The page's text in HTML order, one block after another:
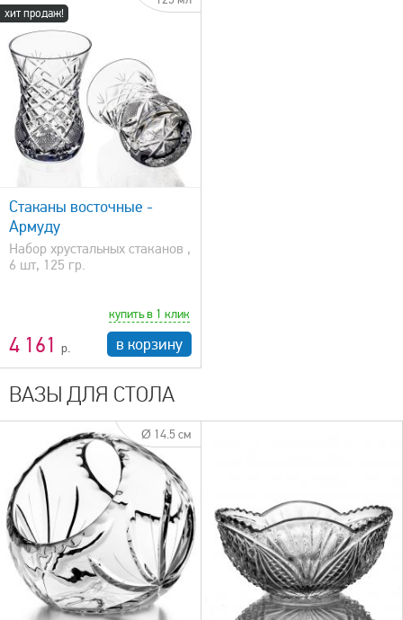
хит продаж!
Стаканы восточные -
Армуду
Набор хрустальных стаканов ,
6 шт, 125 гр.
4 161
купить в 1 клик
в корзину
ВАЗЫ ДЛЯ СТОЛА
Ø 14.5 см
быстрый просмотр